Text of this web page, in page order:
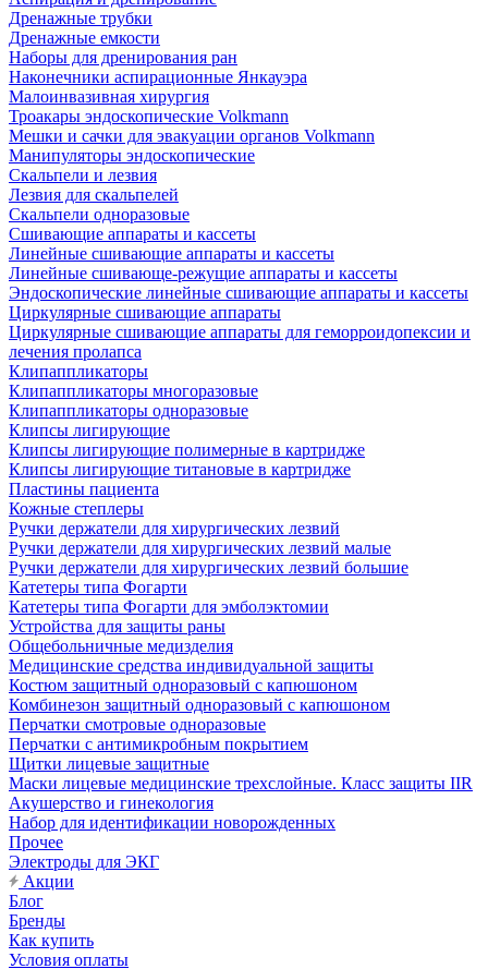
Дренажные трубки
Дренажные емкости
Наборы для дренирования ран
Наконечники аспирационные Янкауэра
Малоинвазивная хирургия
Троакары эндоскопические Volkmann
Мешки и сачки для эвакуации органов Volkmann
Манипуляторы эндоскопические
Скальпели и лезвия
Лезвия для скальпелей
Скальпели одноразовые
Сшивающие аппараты и кассеты
Линейные сшивающие аппараты и кассеты
Линейные сшивающе-режущие аппараты и кассеты
Эндоскопические линейные сшивающие аппараты и кассеты
Циркулярные сшивающие аппараты
Циркулярные сшивающие аппараты для геморроидопексии и
лечения пролапса
Клипаппликаторы
Клипаппликаторы многоразовые
Клипаппликаторы одноразовые
Клипсы лигирующие
Клипсы лигирующие полимерные в картридже
Клипсы лигирующие титановые в картридже
Пластины пациента
Кожные степлеры
Ручки держатели для хирургических лезвий
Ручки держатели для хирургических лезвий малые
Ручки держатели для хирургических лезвий большие
Катетеры типа Фогарти
Катетеры типа Фогарти для эмболэктомии
Устройства для защиты раны
Общебольничные медизделия
Медицинские средства индивидуальной защиты
Костюм защитный одноразовый с капюшоном
Комбинезон защитный одноразовый с капюшоном
Перчатки смотровые одноразовые
Перчатки с антимикробным покрытием
Щитки лицевые защитные
Маски лицевые медицинские трехслойные. Класс защиты IIR
Акушерство и гинекология
Набор для идентификации новорожденных
Прочее
Электроды для ЭКГ
Акции
Блог
Бренды
Как купить
Условия оплаты